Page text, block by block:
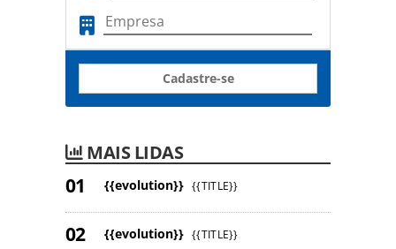
Cadastre-se
MAIS LIDAS
{{evolution}} {{TITLE}}
{{evolution}} {{TITLE}}